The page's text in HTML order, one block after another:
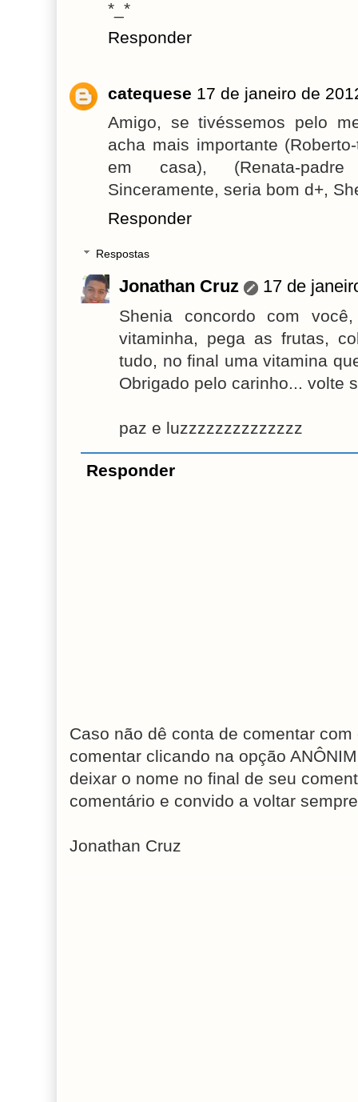
*_*
Responder
catequese 17 de janeiro de
Amigo, se tivéssemos pelo
acha mais importante
em casa), (Renata-
Sinceramente, seria bom d+,
Responder
Respostas
Jonathan Cruz 17 de
Shenia concordo com
vitaminha, pega as frutas,
tudo, no final uma vitamina
Obrigado pelo carinho... volte
paz e luzzzzzzzzzzzzzz
Responder
Caso não dê conta de comentar
comentar clicando na opção
deixar o nome no final de seu
comentário e convido a voltar
Jonathan Cruz